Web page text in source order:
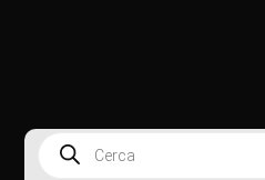
Products
search